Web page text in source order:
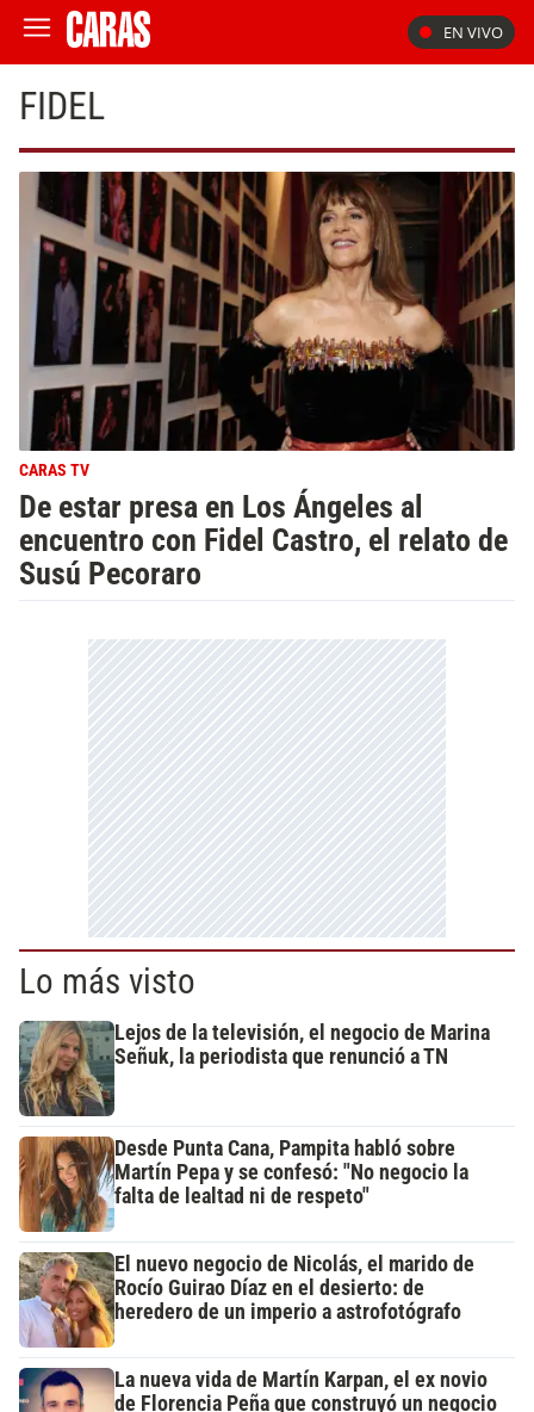
EN VIVO
FIDEL
CARAS TV
De estar presa en Los Ángeles al
encuentro con Fidel Castro, el relato de
Susú Pecoraro
Lo más visto
Lejos de la televisión, el negocio de Marina
Señuk, la periodista que renunció a TN
Desde Punta Cana, Pampita habló sobre
Martín Pepa y se confesó: "No negocio la
falta de lealtad ni de respeto"
El nuevo negocio de Nicolás, el marido de
Rocío Guirao Díaz en el desierto: de
heredero de un imperio a astrofotógrafo
La nueva vida de Martín Karpan, el ex novio
de Florencia Peña que construyó un negocio